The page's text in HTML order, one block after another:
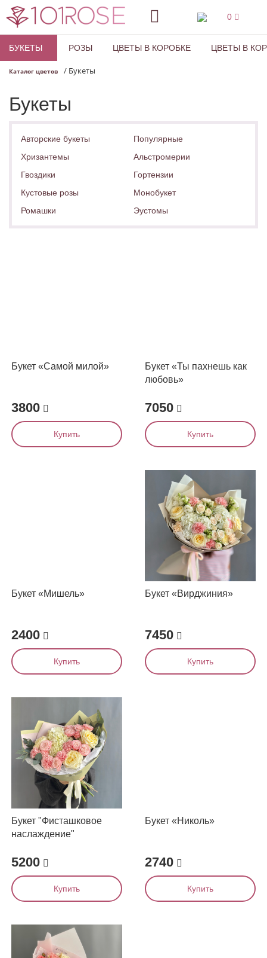
0
БУКЕТЫ РОЗЫ ЦВЕТЫ В КОРОБКЕ ЦВЕТЫ В
Каталог цветов / Букеты
Букеты
Авторские букеты
Популярные
Хризантемы
Альстромерии
Гвоздики
Гортензии
Кустовые розы
Монобукет
Ромашки
Эустомы
Букет «Самой милой»
3800
Купить
Букет «Ты пахнешь как
любовь»
7050
Купить
Букет «Мишель»
2400
Купить
Букет «Вирджиния»
7450
Купить
Букет "Фисташковое
наслаждение"
5200
Купить
Букет «Николь»
2740
Купить